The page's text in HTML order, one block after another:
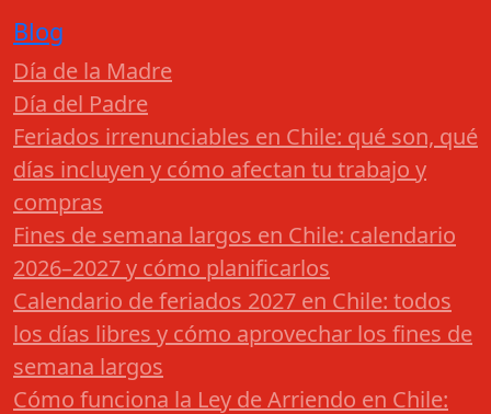
Blog
Día de la Madre
Día del Padre
Feriados irrenunciables en Chile: qué son, qué
días incluyen y cómo afectan tu trabajo y
compras
Fines de semana largos en Chile: calendario
2026–2027 y cómo planificarlos
Calendario de feriados 2027 en Chile: todos
los días libres y cómo aprovechar los fines de
semana largos
Cómo funciona la Ley de Arriendo en Chile: